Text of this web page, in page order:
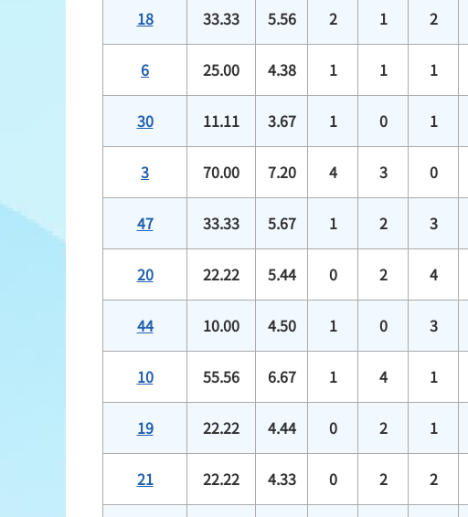
18 33.33 5.56 2 1 2
6 25.00 4.38 1 1 1
30 11.11 3.67 1 0 1
3 70.00 7.20 4 3 0
47 33.33 5.67 1 2 3
20 22.22 5.44 0 2 4
44 10.00 4.50 1 0 3
10 55.56 6.67 1 4 1
19 22.22 4.44 0 2 1
21 22.22 4.33 0 2 2